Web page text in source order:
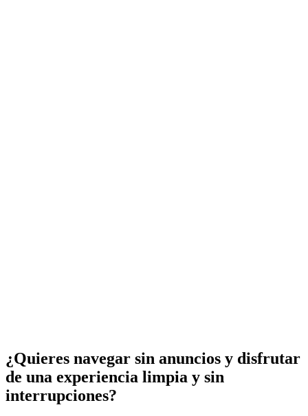
¿Quieres navegar sin anuncios y disfrutar
de una experiencia limpia y sin
interrupciones?